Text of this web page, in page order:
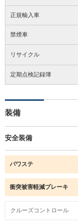
正規輸入車
禁煙車
リサイクル
定期点検記録簿
装備
安全装備
パワステ
衝突被害軽減ブレーキ
クルーズコントロール